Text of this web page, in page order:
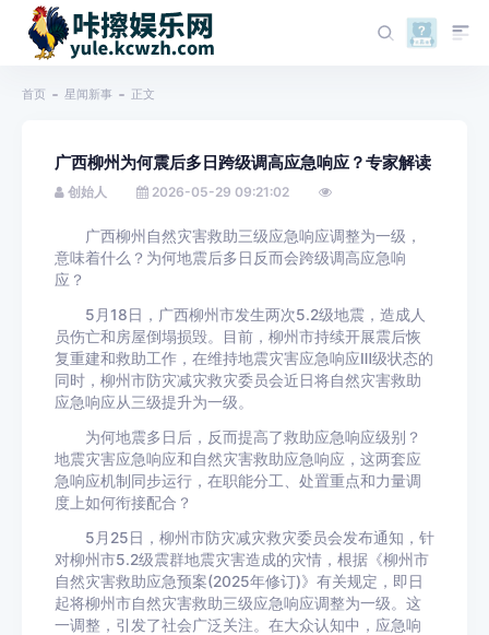
首页 星闻新事 正文
广西柳州为何震后多日跨级调高应急响应？专家解读
创始人 2026-05-29 09:21:02
广西柳州自然灾害救助三级应急响应调整为一级，
意味着什么？为何地震后多日反而会跨级调高应急响
应？
5月18日，广西柳州市发生两次5.2级地震，造成人
员伤亡和房屋倒塌损毁。目前，柳州市持续开展震后恢
复重建和救助工作，在维持地震灾害应急响应Ⅲ级状态的
同时，柳州市防灾减灾救灾委员会近日将自然灾害救助
应急响应从三级提升为一级。
为何地震多日后，反而提高了救助应急响应级别？
地震灾害应急响应和自然灾害救助应急响应，这两套应
急响应机制同步运行，在职能分工、处置重点和力量调
度上如何衔接配合？
5月25日，柳州市防灾减灾救灾委员会发布通知，针
对柳州市5.2级震群地震灾害造成的灾情，根据《柳州市
自然灾害救助应急预案(2025年修订)》有关规定，即日
起将柳州市自然灾害救助三级应急响应调整为一级。这
一调整，引发了社会广泛关注。在大众认知中，应急响